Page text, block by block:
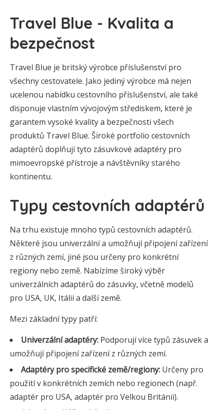
Travel Blue - Kvalita a
bezpečnost
Travel Blue je britský výrobce příslušenství pro
všechny cestovatele. Jako jediný výrobce má nejen
ucelenou nabídku cestovního příslušenství, ale také
disponuje vlastním vývojovým střediskem, které je
garantem vysoké kvality a bezpečnosti všech
produktů Travel Blue. Široké portfolio cestovních
adaptérů doplňují tyto zásuvkové adaptéry pro
mimoevropské přístroje a návštěvníky starého
kontinentu.
Typy cestovních adaptérů
Na trhu existuje mnoho typů cestovních adaptérů.
Některé jsou univerzální a umožňují připojení zařízení
z různých zemí, jiné jsou určeny pro konkrétní
regiony nebo země. Nabízíme široký výběr
univerzálních adaptérů do zásuvky, včetně modelů
pro USA, UK, Itálii a další země.
Mezi základní typy patří:
Univerzální adaptéry: Podporují více typů zásuvek a
umožňují připojení zařízení z různých zemí.
Adaptéry pro specifické země/regiony: Určeny pro
použití v konkrétních zemích nebo regionech (např.
adaptér pro USA, adaptér pro Velkou Británii).